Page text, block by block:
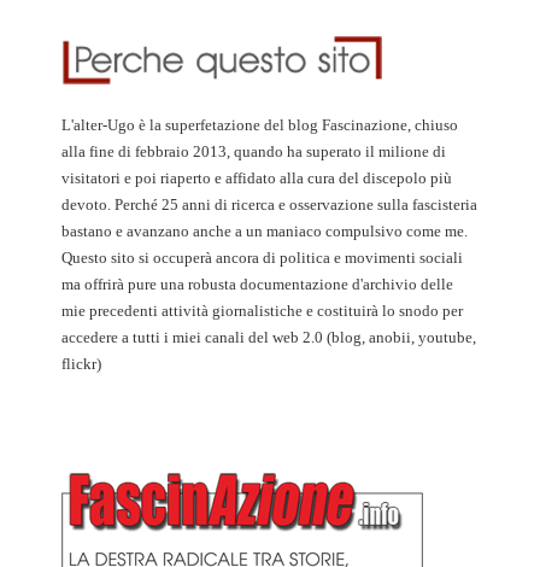
L'alter-Ugo è la superfetazione del blog Fascinazione, chiuso
alla fine di febbraio 2013, quando ha superato il milione di
visitatori e poi riaperto e affidato alla cura del discepolo più
devoto. Perché 25 anni di ricerca e osservazione sulla fascisteria
bastano e avanzano anche a un maniaco compulsivo come me.
Questo sito si occuperà ancora di politica e movimenti sociali
ma offrirà pure una robusta documentazione d'archivio delle
mie precedenti attività giornalistiche e costituirà lo snodo per
accedere a tutti i miei canali del web 2.0 (blog, anobii, youtube,
flickr)